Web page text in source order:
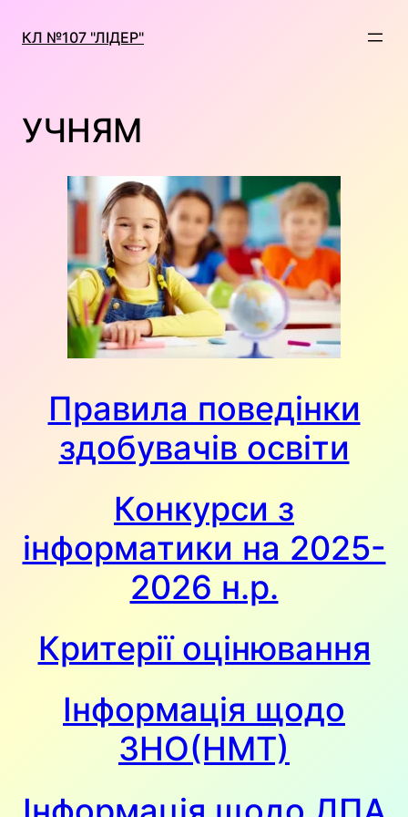
вмісту
КЛ №107 "ЛІДЕР"
УЧНЯМ
Правила поведінки
здобувачів освіти
Конкурси з
інформатики на 2025-
2026 н.р.
Критерії оцінювання
Інформація щодо
ЗНО(НМТ)